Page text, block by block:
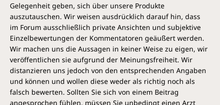
Gelegenheit geben, sich über unsere Produkte
auszutauschen. Wir weisen ausdrücklich darauf hin, dass
im Forum ausschließlich private Ansichten und subjektive
Einzelbewertungen der Kommentatoren geäußert werden.
Wir machen uns die Aussagen in keiner Weise zu eigen, wir
veröffentlichen sie aufgrund der Meinungsfreiheit. Wir
distanzieren uns jedoch von den entsprechenden Angaben
und können und wollen diese weder als richtig noch als
falsch bewerten. Sollten Sie sich von einem Beitrag
angesprochen fühlen, müssen Sie unbedingt einen Arzt